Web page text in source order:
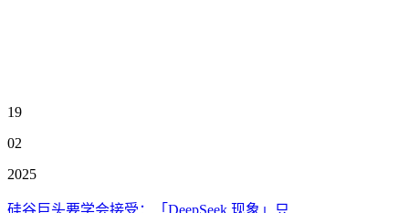
19
02
2025
硅谷巨头要学会接受：「DeepSeek 现象」只